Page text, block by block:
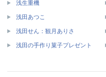
浅生重機
浅田あつこ
浅田せん：観月ありさ
浅田の手作り菓子プレゼント